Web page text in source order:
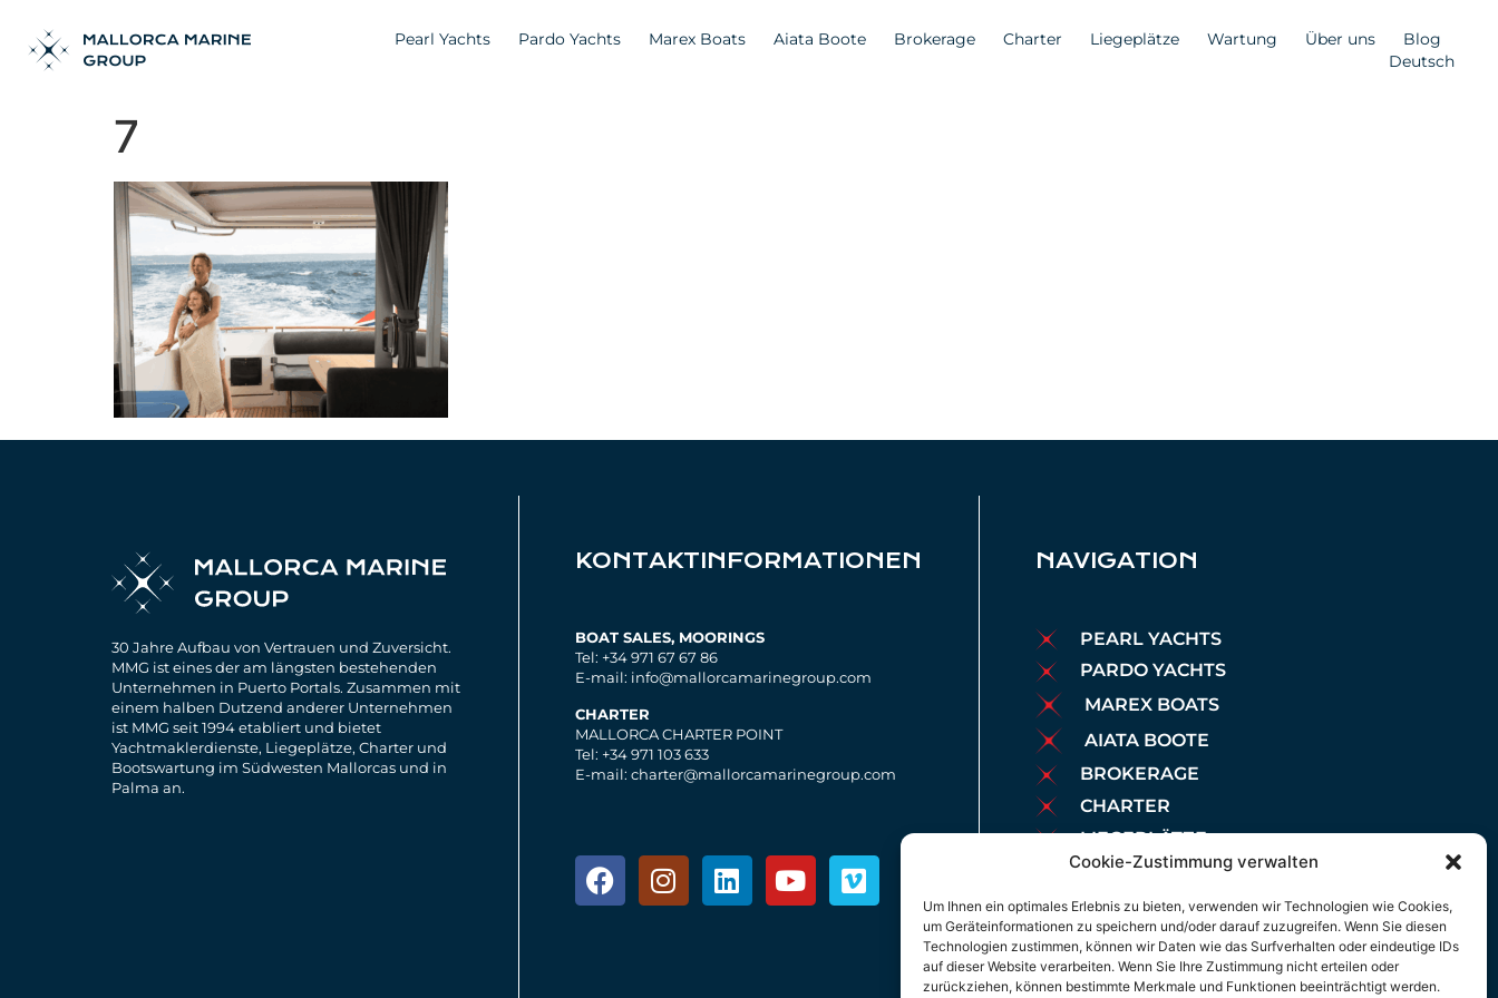
Cookie-Zustimmung verwalten
Um Ihnen ein optimales Erlebnis zu bieten, verwenden wir Technologien wie Cookies,
um Geräteinformationen zu speichern und/oder darauf zuzugreifen. Wenn Sie diesen
Technologien zustimmen, können wir Daten wie das Surfverhalten oder eindeutige IDs
auf dieser Website verarbeiten. Wenn Sie Ihre Zustimmung nicht erteilen oder
zurückziehen, können bestimmte Merkmale und Funktionen beeinträchtigt werden.
Pearl Yachts Pardo Yachts Marex Boats Aiata Boote Brokerage Charter Liegeplätze Wartung Über uns
Blog
Deutsch
7
30 Jahre Aufbau von Vertrauen und Zuversicht.
MMG ist eines der am längsten bestehenden
Unternehmen in Puerto Portals. Zusammen mit
einem halben Dutzend anderer Unternehmen
ist MMG seit 1994 etabliert und bietet
Yachtmaklerdienste, Liegeplätze, Charter und
Bootswartung im Südwesten Mallorcas und in
Palma an.
KONTAKTINFORMATIONEN
BOAT SALES, MOORINGS
Tel: +34 971 67 67 86
E-mail: info@mallorcamarinegroup.com
CHARTER
MALLORCA CHARTER POINT
Tel: +34 971 103 633
E-mail: charter@mallorcamarinegroup.com
NAVIGATION
PEARL YACHTS
PARDO YACHTS
MAREX BOATS
AIATA BOOTE
BROKERAGE
CHARTER
LIEGEPLÄTZE
WARTUNG
NACHRICHTEN
RECHTLICHER HINWEIS
COOKIES-POLITIK